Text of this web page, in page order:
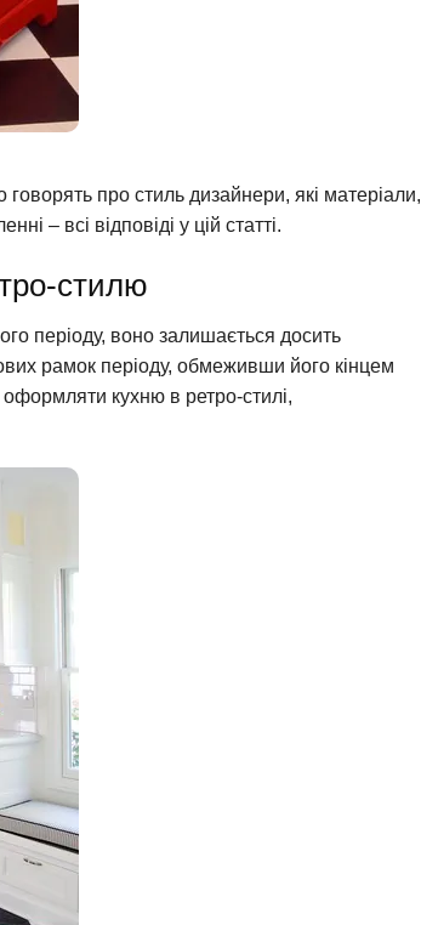
говорять про стиль дизайнери, які матеріали,
– всі відповіді у цій статті.
стилю
періоду, воно залишається досить
рамок періоду, обмеживши його кінцем
кухню в ретро-стилі,